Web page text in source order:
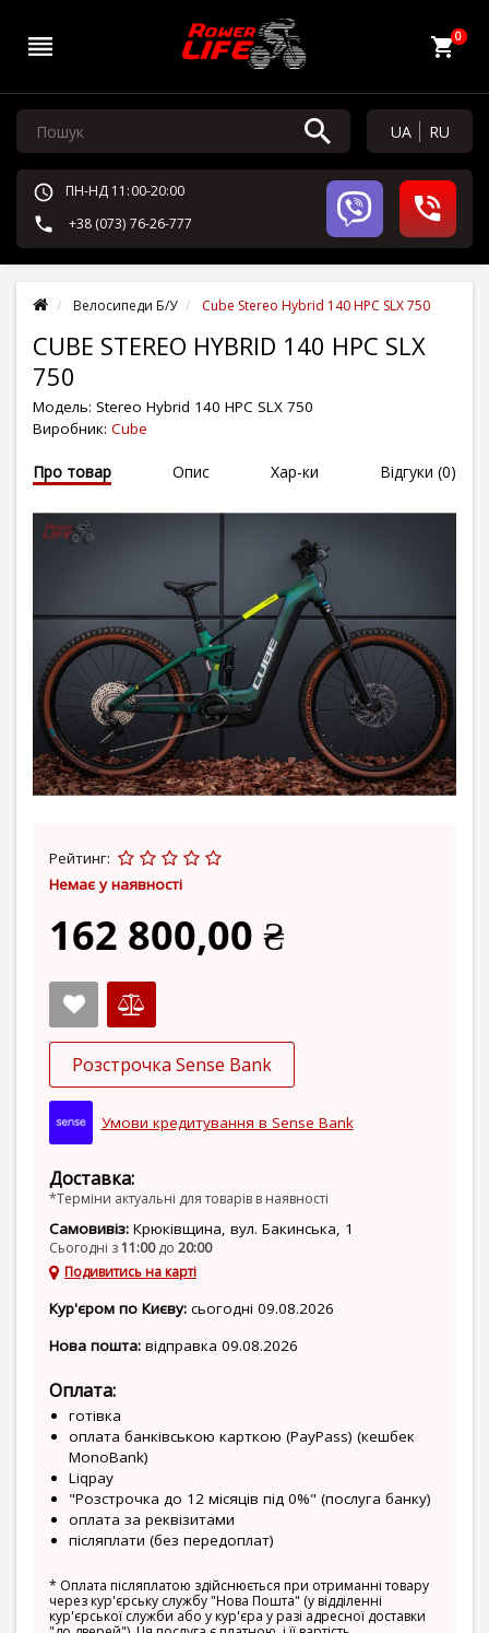
0
UA RU
ПН-НД 11:00-20:00
+38 (073) 76-26-777
Велосипеди Б/У Cube Stereo Hybrid 140 HPC SLX 750
CUBE STEREO HYBRID 140 HPC SLX
750
Модель: Stereo Hybrid 140 HPC SLX 750
Виробник: Cube
Про товар Опис Хар-ки Відгуки (0)
Немає у наявності
Рейтинг:
162 800,00 ₴
Розстрочка Sense Bank
Умови кредитування в Sense Bank
Доставка:
*Терміни актуальні для товарів в наявності
Самовивіз: Крюківщина, вул. Бакинська, 1
Сьогодні з11:00до 20:00
Подивитись на карті
Кур'єром по Києву: сьогодні 09.08.2026
Нова пошта: відправка 09.08.2026
Оплата:
готівка
оплата банківською карткою (PayPass) (кешбек
MonoBank)
Liqpay
"Розстрочка до 12 місяців під 0%" (послуга банку)
оплата за реквізитами
післяплати (без передоплат)
* Оплата післяплатою здійснюється при отриманні товару
через кур'єрську службу "Нова Пошта" (у відділенні
кур'єрської служби або у кур'єра у разі адресної доставки